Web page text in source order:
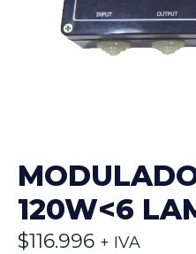
120W<6
$116.996 + IVA